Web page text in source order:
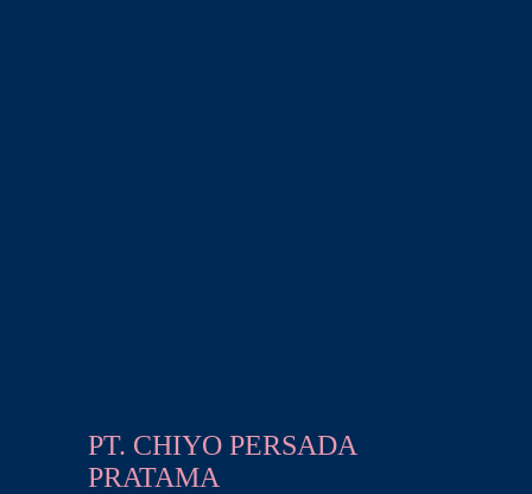
PT. CHIYO PERSADA
PRATAMA